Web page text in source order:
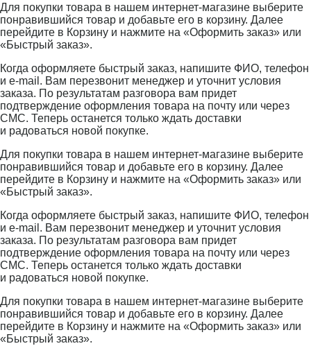
Для покупки товара в нашем интернет-магазине выберите
понравившийся товар и добавьте его в корзину. Далее
перейдите в Корзину и нажмите на «Оформить заказ» или
«Быстрый заказ».
Когда оформляете быстрый заказ, напишите ФИО, телефон
и e-mail. Вам перезвонит менеджер и уточнит условия
заказа. По результатам разговора вам придет
подтверждение оформления товара на почту или через
СМС. Теперь останется только ждать доставки
и радоваться новой покупке.
Для покупки товара в нашем интернет-магазине выберите
понравившийся товар и добавьте его в корзину. Далее
перейдите в Корзину и нажмите на «Оформить заказ» или
«Быстрый заказ».
Когда оформляете быстрый заказ, напишите ФИО, телефон
и e-mail. Вам перезвонит менеджер и уточнит условия
заказа. По результатам разговора вам придет
подтверждение оформления товара на почту или через
СМС. Теперь останется только ждать доставки
и радоваться новой покупке.
Для покупки товара в нашем интернет-магазине выберите
понравившийся товар и добавьте его в корзину. Далее
перейдите в Корзину и нажмите на «Оформить заказ» или
«Быстрый заказ».